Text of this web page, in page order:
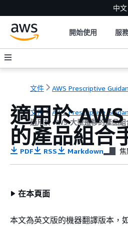
中
開始使用 服
文件 AWS Prescriptive
文件
AWS Prescriptive
適用於 AWS 大型遷移的產品組
適用於
的產品組合
PDF RSS Markdown 焦
在本頁面
本文為英文版的機器翻譯版本，